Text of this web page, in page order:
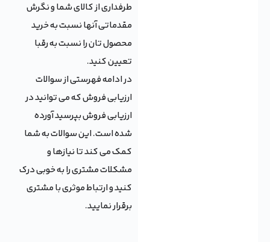
طرفداری از کالای شما و نگرش
مقدماتی آنها نسبت به خرید
محصول تان را نسبت به رقبا
تعیین کنید.
در ادامه فهرستی از سوالات
ارزیابی فروش که می توانید در
ارزیابی فروش بپرسید آورده
شده است. این سوالات به شما
کمک می کند تا نیازها و
مشکلات مشتری را به خوبی درک
کنید و ارتباط موثری با مشتری
برقرار نمایید.